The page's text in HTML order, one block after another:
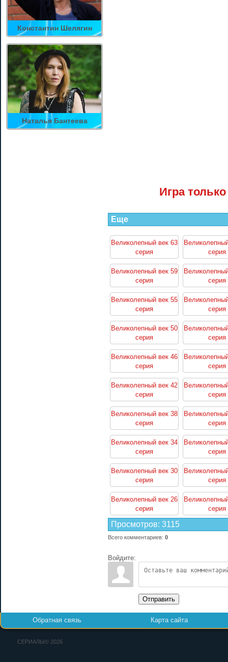
Константин Шелягин
Наталья Бантеева
Игра
Еще
Великолепный век 63
серия
серия
Великолепный век 59
серия
серия
Великолепный век 55
серия
серия
Великолепный век 50
серия
серия
Великолепный век 46
серия
серия
Великолепный век 42
серия
серия
Великолепный век 38
серия
серия
Великолепный век 34
серия
серия
Великолепный век 30
серия
серия
Великолепный век 26
серия
серия
Просмотров: 3115
Всего комментариев: 0
Войдите:
Отправить
Обратная связь Карта сайта
СЕРИАЛЫ© 2026